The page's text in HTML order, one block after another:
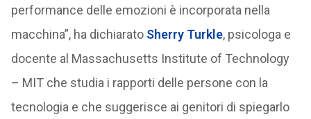
performance delle emozioni è incorporata nella
macchina”, ha dichiarato Sherry Turkle, psicologa e
docente al Massachusetts Institute of Technology
– MIT che studia i rapporti delle persone con la
tecnologia e che suggerisce ai genitori di spiegarlo